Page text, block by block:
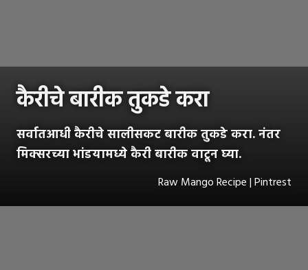
कैरीचे बारीक तुकडे करा
सर्वातआधी कैरीचे सालीसकट बारीक तुकडे करा. नंतर
मिक्सरच्या भांडयामध्ये कैरी बारीक वाटून घ्या.
Raw Mango Recipe | Pintrest